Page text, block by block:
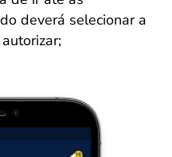
deverá selecionar a